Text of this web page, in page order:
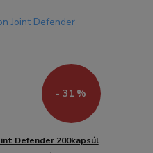
- 31 %
Defender 200kapsúl